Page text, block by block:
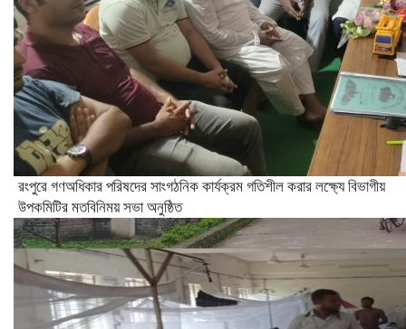
রংপুরে গণঅধিকার পরিষদের সাংগঠনিক কার্যক্রম গতিশীল করার লক্ষ্যে বিভাগীয়
উপকমিটির মতবিনিময় সভা অনুষ্ঠিত